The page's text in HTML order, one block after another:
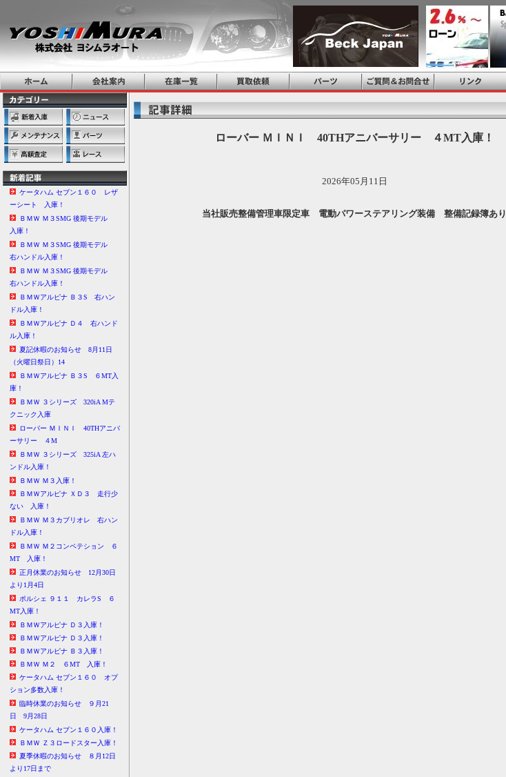
ケータハム セブン１６０ レザ
ーシート 入庫！
ＢＭＷ Ｍ３SMG 後期モデル
入庫！
ＢＭＷ Ｍ３SMG 後期モデル
右ハンドル入庫！
ＢＭＷ Ｍ３SMG 後期モデル
右ハンドル入庫！
ＢＭＷアルピナ Ｂ３S 右ハン
ドル入庫！
ＢＭＷアルピナ Ｄ４ 右ハンド
ル入庫！
夏記休暇のお知らせ 8月11日
（火曜日祭日）14
ＢＭＷアルピナ Ｂ３S ６MT入
庫！
ＢＭＷ ３シリーズ 320iA Mテ
クニック入庫
ローバー ＭＩＮＩ 40THアニバ
ーサリー ４M
ＢＭＷ ３シリーズ 325iA 左ハ
ンドル入庫！
ＢＭＷ Ｍ３入庫！
ＢＭＷアルピナ ＸＤ３ 走行少
ない 入庫！
ＢＭＷ Ｍ３カブリオレ 右ハン
ドル入庫！
ＢＭＷ Ｍ２コンペテション ６
MT 入庫！
正月休業のお知らせ 12月30日
より1月4日
ポルシェ ９１１ カレラS ６
MT入庫！
ＢＭＷアルピナ Ｄ３入庫！
ＢＭＷアルピナ Ｄ３入庫！
ＢＭＷアルピナ Ｂ３入庫！
ＢＭＷ Ｍ２ ６MT 入庫！
ケータハム セブン１６０ オプ
ション多数入庫！
臨時休業のお知らせ ９月21
日 9月28日
ケータハム セブン１６０入庫！
ＢＭＷ Ｚ３ロードスター入庫！
夏季休暇のお知らせ ８月12日
より17日まで
ローバー ＭＩＮＩ 40THアニバーサリー ４MT入庫！
2026年05月11日
当社販売整備管理車限定車 電動パワーステアリング装備 整備記録簿あり